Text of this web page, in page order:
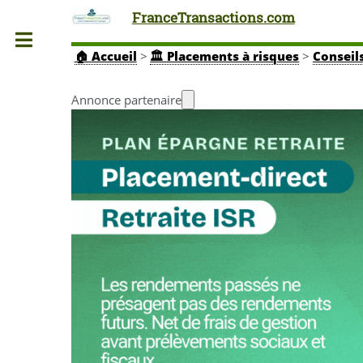
FranceTransactions.com
🏠 Accueil > 🏛️ Placements à risques >
Annonce partenaire
Toggle